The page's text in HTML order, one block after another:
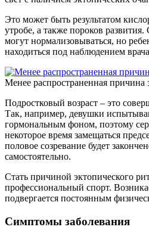
Это может быть результатом
утробе, а также пороков
могут нормализовываться, но
находиться под наблюдением
Менее распространенная причина
Подростковый возраст – это
Так, например, девушки
гормональным фоном, поэтому
некоторое время замещаться
половое созревание будет
самостоятельно.
Стать причиной эктопического
профессиональный спорт.
подвергается постоянным
Симптомы заболевания